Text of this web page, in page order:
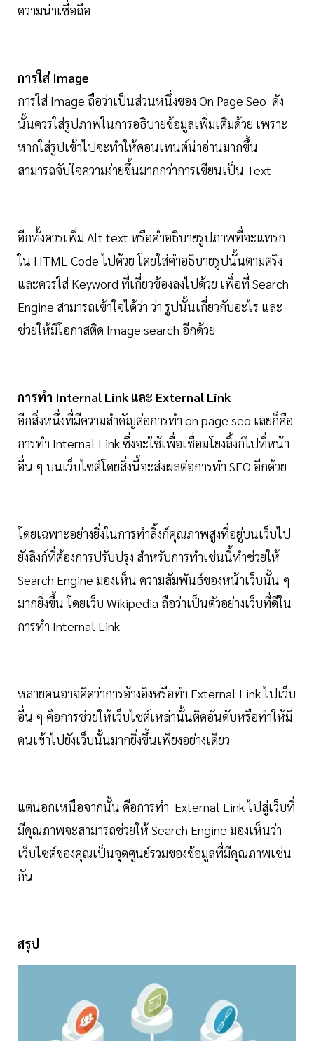
ความน่าเชื่อถือ
การใส่ Image
การใส่ Image ถือว่าเป็นส่วนหนึ่งของ On Page Seo ดัง
นั้นควรใส่รูปภาพในการอธิบายข้อมูลเพิ่มเติมด้วย เพราะ
หากใส่รูปเข้าไปจะทำให้คอนเทนต์น่าอ่านมากขึ้น
สามารถจับใจความง่ายขึ้นมากกว่าการเขียนเป็น Text
อีกทั้งควรเพิ่ม Alt text หรือคำอธิบายรูปภาพที่จะแทรก
ใน HTML Code ไปด้วย โดยใส่คำอธิบายรูปนั้นตามตริง
และควรใส่ Keyword ที่เกี่ยวข้องลงไปด้วย เพื่อที่ Search
Engine สามารถเข้าใจได้ว่า ว่า รูปนั้นเกี่ยวกับอะไร และ
ช่วยให้มีโอกาสติด Image search อีกด้วย
การทำ Internal Link และ External Link
อีกสิ่งหนึ่งที่มีความสำคัญต่อการทำ on page seo เลยก็คือ
การทำ Internal Link ซึ่งจะใช้เพื่อเชื่อมโยงลิ้งก์ไปที่หน้า
อื่น ๆ บนเว็บไซต์โดยสิ่งนี้จะส่งผลต่อการทำ SEO อีกด้วย
โดยเฉพาะอย่างยิ่งในการทำลิ้งก์คุณภาพสูงที่อยู่บนเว็บไป
ยังลิงก์ที่ต้องการปรับปรุง สำหรับการทำเช่นนี้ทำช่วยให้
Search Engine มองเห็น ความสัมพันธ์ของหน้าเว็บนั้น ๆ
มากยิ่งขึ้น โดยเว็บ Wikipedia ถือว่าเป็นตัวอย่างเว็บที่ดีใน
การทำ Internal Link
หลายคนอาจคิดว่าการอ้างอิงหรือทำ External Link ไปเว็บ
อื่น ๆ คือการช่วยให้เว็บไซต์เหล่านั้นติดอันดับหรือทำให้มี
คนเข้าไปยังเว็บนั้นมากยิ่งขึ้นเพียงอย่างเดียว
แต่นอกเหนือจากนั้น คือการทำ External Link ไปสู่เว็บที่
มีคุณภาพจะสามารถช่วยให้ Search Engine มองเห็นว่า
เว็บไซต์ของคุณเป็นจุดศูนย์รวมของข้อมูลที่มีคุณภาพเช่น
กัน
สรุป